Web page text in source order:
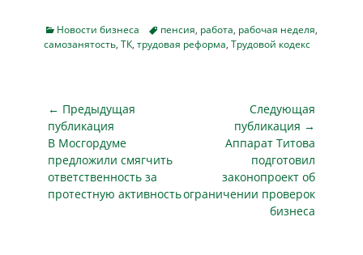
учреждениях. В
ближайшее время
охранных…
менеджеров и
публичных персон.
теперь это
меняется.
Росгвардия
разработала
отдельные курсы
повышения
квалификации для
Categories
Новости бизнеса Tagsпенсия, работа, рабочая неделя,
самозанятость, ТК, трудовая реформа, Трудовой кодекс
Навигация
по
записям
← Предыдущая
публикация
Предыдущая
публикация
В Мосгордуме
предложили смягчить
ответственность за
протестную активность
Следующая
публикация →
СледующаяАппарат Титова
подготовил
законопроект об
ограничении проверок
бизнеса